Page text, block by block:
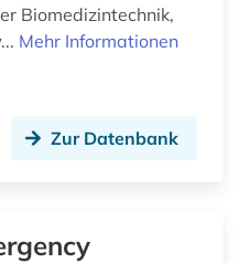
Biomedizintechnik,
Mehr Informationen
Zur Datenbank